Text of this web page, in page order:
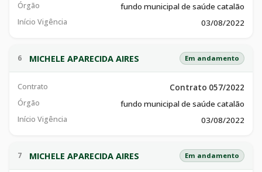
Órgão fundo municipal de saúde catalão
Início Vigência 03/08/2022
6 MICHELE APARECIDA AIRES Em andamento
Contrato Contrato 057/2022
Órgão fundo municipal de saúde catalão
Início Vigência 03/08/2022
7 MICHELE APARECIDA AIRES Em andamento